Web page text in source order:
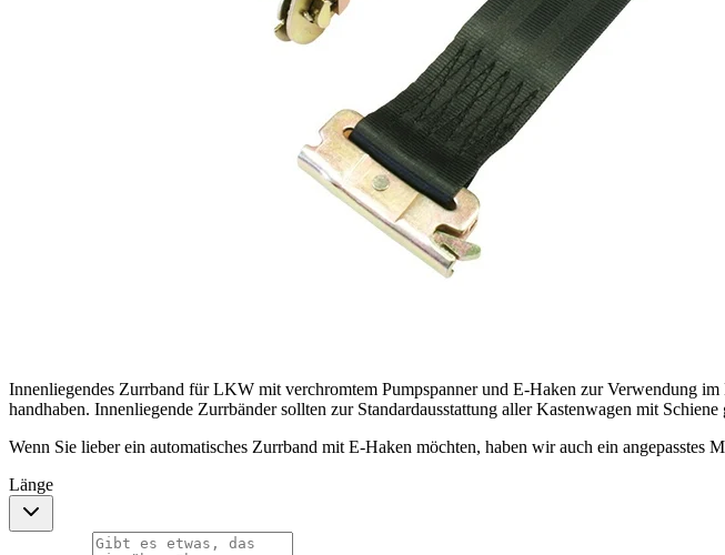
Innenliegendes Zurrband für LKW mit verchromtem Pumpspanner und E-Haken zur Verwendung
handhaben. Innenliegende Zurrbänder sollten zur Standardausstattung aller Kastenwagen mit Schiene
Wenn Sie lieber ein automatisches Zurrband mit E-Haken möchten, haben wir auch ein angepasstes
Länge